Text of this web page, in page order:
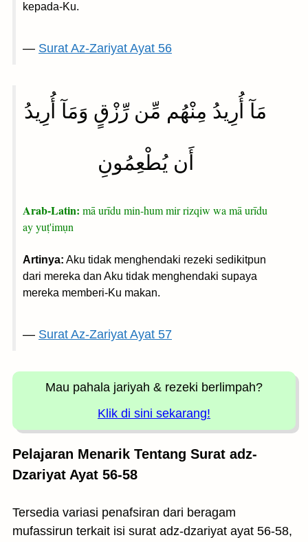
kepada-Ku.
— Surat Az-Zariyat Ayat 56
مَآ أُرِيدُ مِنْهُم مِّن رِّزْقٍ وَمَآ أُرِيدُ
أَن يُطْعِمُونِ
Arab-Latin: mā urīdu min-hum mir rizqiw wa mā urīdu
ay yuṭ'imụn
Artinya: Aku tidak menghendaki rezeki sedikitpun
dari mereka dan Aku tidak menghendaki supaya
mereka memberi-Ku makan.
— Surat Az-Zariyat Ayat 57
Mau pahala jariyah & rezeki berlimpah?
Klik di sini sekarang!
Pelajaran Menarik Tentang Surat adz-
Dzariyat Ayat 56-58
Tersedia variasi penafsiran dari beragam
mufassirun terkait isi surat adz-dzariyat ayat 56-58,